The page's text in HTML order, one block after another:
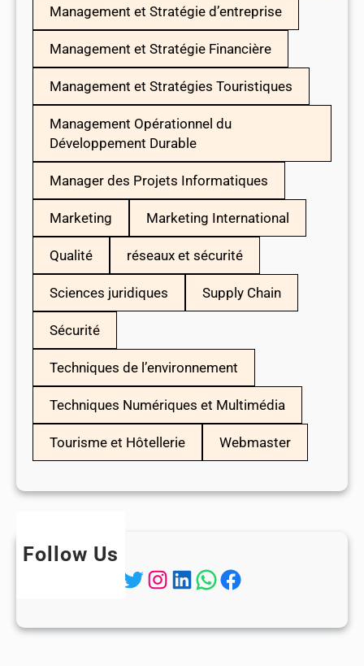
Management et Stratégie d’entreprise
Management et Stratégie Financière
Management et Stratégies Touristiques
Management Opérationnel du
Développement Durable
Manager des Projets Informatiques
Marketing Marketing International
Qualité réseaux et sécurité
Sciences juridiques Supply Chain
Sécurité
Techniques de l’environnement
Techniques Numériques et Multimédia
Tourisme et Hôtellerie Webmaster
Follow Us
Twitter Instagram LinkedIn WhatsApp Facebook